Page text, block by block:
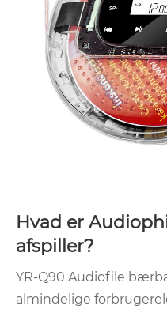
Hvad er
afspiller?
YR-Q90 Audiofile
almindelige